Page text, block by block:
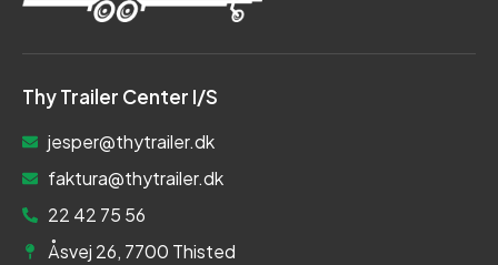
Thy Trailer Center I/S
jesper@thytrailer.dk
faktura@thytrailer.dk
22 42 75 56
Åsvej 26, 7700 Thisted